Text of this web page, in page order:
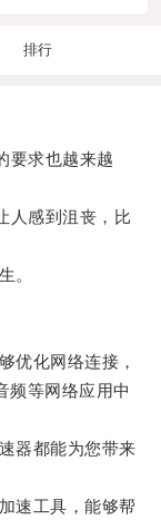
排行
求也越来越
感到沮丧，比
。
化网络连接，
频等网络应用中
器都能为您带来
速工具，能够帮